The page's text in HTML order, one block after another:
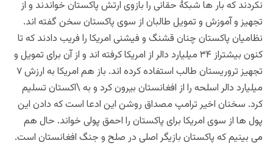
نکردند که بار ها شبکۀ حقانی را بازوی ارتش پاکستان خواندند و از
تجهیز و آموزش و تمویل طالبان از سوی پاکستان سخن گفته اند.
نظامیان پاکستان چنان قشنگ و فیشنی امریکا را فریب دادند که تا
کنون بیشتراز ۳۴ میلیارد دالر از امریکا کرفته اند و از آن برای تمویل و
تجهیز تروریستان طالب استفاده کرده اند. باز هم امریکا به ارزش ۷
میلیارد دالر اسلحه را از افغانستان بیرون کرد و به \اکستان تسلیم
کرد. سخنان اخیر ترامپ مصداق روشن این ادعا است که دادن این
پول ها از سوی امریکا برای پاکستان را احمق پولی خواند. حال هم
می بینیم که پاکستان بازیگر اصلی در صلح و جنگ افغانستان است.